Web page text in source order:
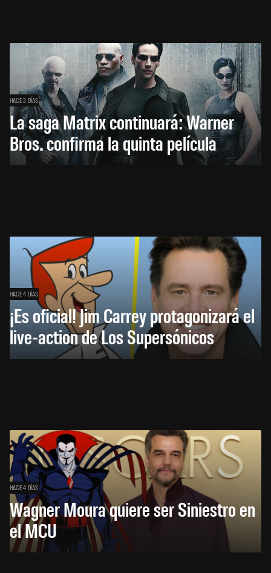
HACE 3 DÍAS
La saga Matrix continuará: Warner
Bros. confirma la quinta película
HACE 4 DÍAS
¡Es oficial! Jim Carrey protagonizará el
live-action de Los Supersónicos
HACE 4 DÍAS
Wagner Moura quiere ser Siniestro en
el MCU